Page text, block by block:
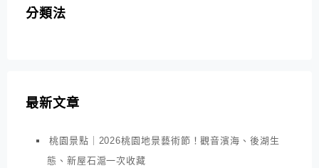
分類法
最新文章
桃園景點｜2026桃園地景藝術節！觀音濱海、後湖生
態、新屋石滬一次收藏